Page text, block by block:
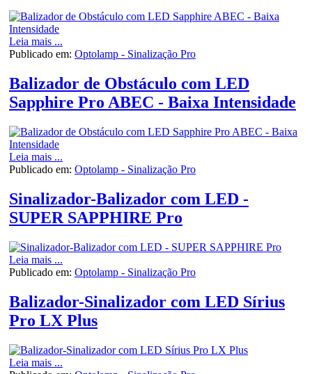
Leia mais ...
Publicado em: Optolamp - Sinalização Pro
Balizador de Obstáculo com LED
Sapphire Pro ABEC - Baixa Intensidade
Leia mais ...
Publicado em: Optolamp - Sinalização Pro
Sinalizador-Balizador com LED -
SUPER SAPPHIRE Pro
Leia mais ...
Publicado em: Optolamp - Sinalização Pro
Balizador-Sinalizador com LED Sírius
Pro LX Plus
Leia mais ...